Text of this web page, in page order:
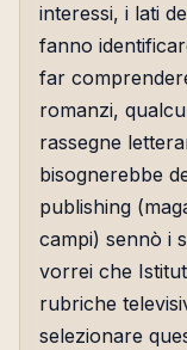
interessi, i lati
fanno
far
romanzi,
rassegne
bisognerebbe
publishing
campi) sennò i
vorrei che
rubriche
selezionare